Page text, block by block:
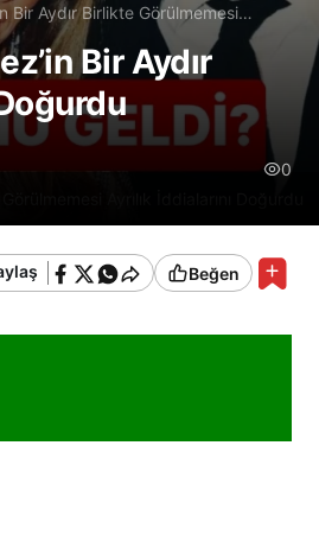
Ayrılık İddialarını Doğurdu
Bir Aydır Birlikte Görülmemesi
Bir Aydır
0
Beğen